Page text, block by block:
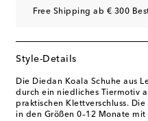
Free Shipping ab € 300
Style-Details
Die Diedan Koala Schuhe aus
durch ein niedliches Tiermotiv
praktischen Klettverschluss.
in den Größen 0–12 Monate